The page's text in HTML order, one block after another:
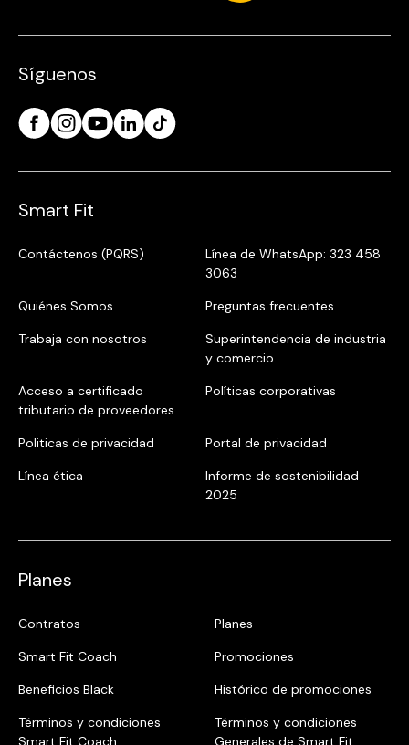
Síguenos
Smart Fit
Contáctenos (PQRS)
Línea de WhatsApp: 323 458
3063
Quiénes Somos
Preguntas frecuentes
Trabaja con nosotros
Superintendencia de industria
y comercio
Acceso a certificado
tributario de proveedores
Políticas corporativas
Politicas de privacidad
Portal de privacidad
Línea ética
Informe de sostenibilidad
2025
Planes
Contratos
Planes
Smart Fit Coach
Promociones
Beneficios Black
Histórico de promociones
Términos y condiciones
Smart Fit Coach
Términos y condiciones
Generales de Smart Fit